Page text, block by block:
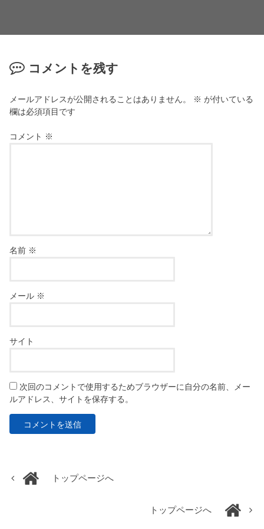
コメントを残す
メールアドレスが公開されることはありません。 ※ が付いている
欄は必須項目です
コメント ※
名前 ※
メール ※
サイト
次回のコメントで使用するためブラウザーに自分の名前、メー
ルアドレス、サイトを保存する。
トップページへ
トップページへ